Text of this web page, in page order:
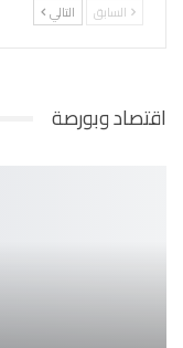
السابق التالي
اقتصاد وبورصة